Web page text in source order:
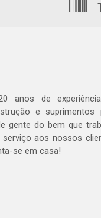
anos de
e suprimentos
gente do bem que
aos nossos
se em casa!